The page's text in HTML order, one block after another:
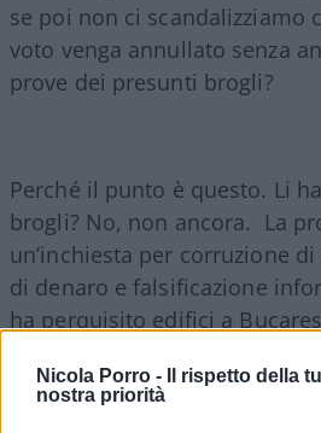
Nicola Porro -
Il rispetto della
nostra priorità
se poi non ci scandalizziamo
voto venga annullato senza
prove dei presunti brogli?
Perché il punto è questo. Li
brogli? No, non ancora. La
un’inchiesta per corruzione
di denaro e falsificazione
ha perquisito edifici a
Maramures, Salas e Neamt.
edifici diBrasov,in